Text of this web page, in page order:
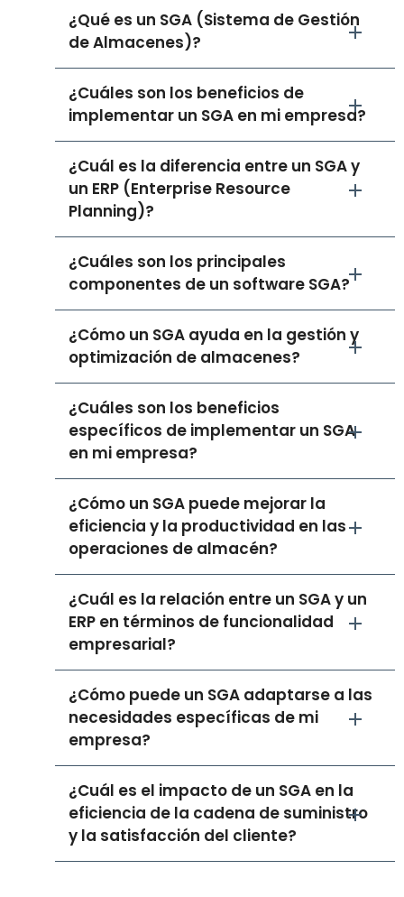
¿Qué es un SGA (Sistema de Gestión
de Almacenes)?
¿Cuáles son los beneficios de
implementar un SGA en mi empresa?
¿Cuál es la diferencia entre un SGA y
un ERP (Enterprise Resource
Planning)?
¿Cuáles son los principales
componentes de un software SGA?
¿Cómo un SGA ayuda en la gestión y
optimización de almacenes?
¿Cuáles son los beneficios
específicos de implementar un SGA
en mi empresa?
¿Cómo un SGA puede mejorar la
eficiencia y la productividad en las
operaciones de almacén?
¿Cuál es la relación entre un SGA y un
ERP en términos de funcionalidad
empresarial?
¿Cómo puede un SGA adaptarse a las
necesidades específicas de mi
empresa?
¿Cuál es el impacto de un SGA en la
eficiencia de la cadena de suministro
y la satisfacción del cliente?